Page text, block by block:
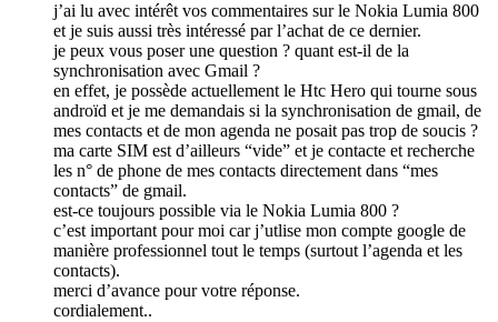
j’ai lu avec intérêt vos commentaires sur le Nokia Lumia 800
et je suis aussi très intéressé par l’achat de ce dernier.
je peux vous poser une question ? quant est-il de la
synchronisation avec Gmail ?
en effet, je possède actuellement le Htc Hero qui tourne sous
androïd et je me demandais si la synchronisation de gmail, de
mes contacts et de mon agenda ne posait pas trop de soucis ?
ma carte SIM est d’ailleurs “vide” et je contacte et recherche
les n° de phone de mes contacts directement dans “mes
contacts” de gmail.
est-ce toujours possible via le Nokia Lumia 800 ?
c’est important pour moi car j’utlise mon compte google de
manière professionnel tout le temps (surtout l’agenda et les
contacts).
merci d’avance pour votre réponse.
cordialement..